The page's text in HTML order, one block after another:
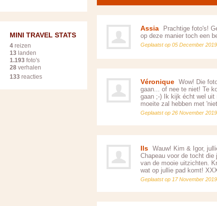
Assia
Prachtige foto's!
op deze manier toch een
Geplaatst op 05 December 2019
Véronique Wow! Die
gaan... of nee te niet! Te
gaan ;-) Ik kijk écht wel
moeite zal hebben met
Geplaatst op 26 November 2019
Ils Wauw! Kim & Igor,
Chapeau voor de tocht
van de mooie uitzichten.
wat op jullie pad komt!
Geplaatst op 17 November 2019
MINI TRAVEL STATS
4 reizen
13 landen
1.193 foto's
28 verhalen
133 reacties